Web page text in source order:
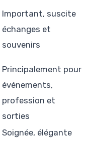
Important, suscite
échanges et
souvenirs
Principalement pour
événements,
profession et
sorties
Soignée, élégante